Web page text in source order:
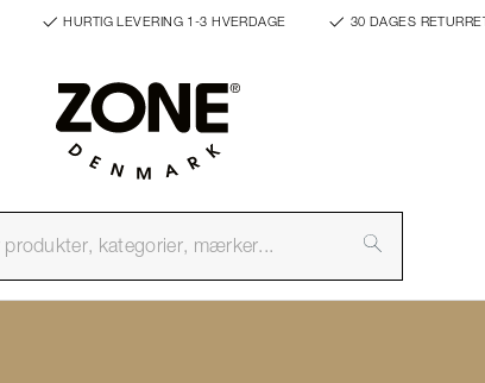
HURTIG LEVERING 1-3 HVERDAGE 30 DAGES RETURRET